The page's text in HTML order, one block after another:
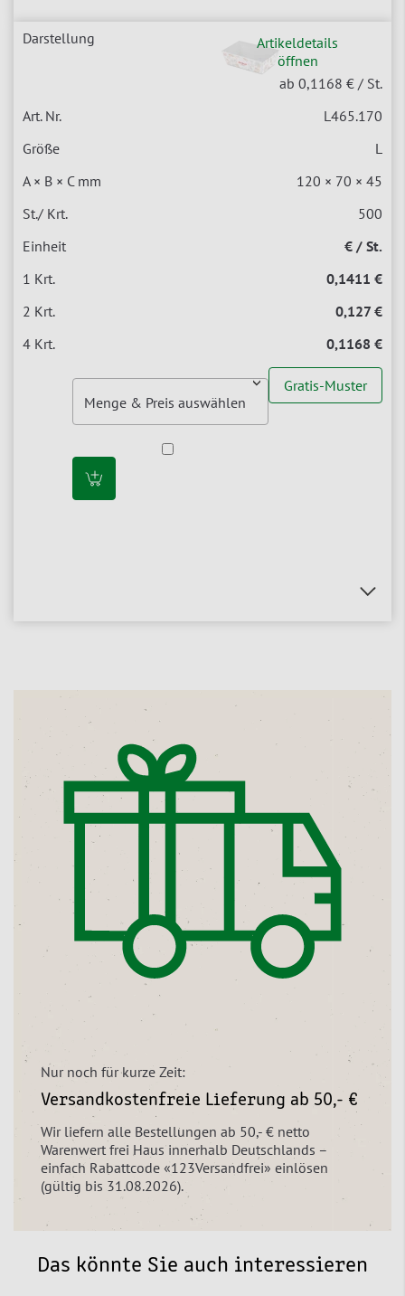
Artikeldetails
öffnen
ab 0,1168 € / St.
L465.170
L
120 × 70 × 45
500
€ / St.
0,1411 €
0,127 €
0,1168 €
Gratis-Muster
Nur noch für kurze Zeit:
Versandkostenfreie Lieferung ab 50,- €
Wir liefern alle Bestellungen ab 50,- € netto
Warenwert frei Haus innerhalb Deutschlands –
einfach Rabattcode «123Versandfrei» einlösen
(gültig bis 31.08.2026).
Das könnte Sie auch interessieren